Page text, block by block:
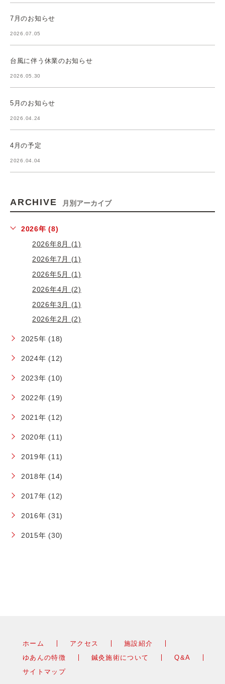
7月のお知らせ
2026.07.05
台風に伴う休業のお知らせ
2026.05.30
5月のお知らせ
2026.04.24
4月の予定
2026.04.04
ARCHIVE 月別アーカイブ
2026年 (8)
2026年8月 (1)
2026年7月 (1)
2026年5月 (1)
2026年4月 (2)
2026年3月 (1)
2026年2月 (2)
2025年 (18)
2024年 (12)
2023年 (10)
2022年 (19)
2021年 (12)
2020年 (11)
2019年 (11)
2018年 (14)
2017年 (12)
2016年 (31)
2015年 (30)
ホーム アクセス
施設紹介
ゆあんの特徴
鍼灸施術について
Q&A
サイトマップ